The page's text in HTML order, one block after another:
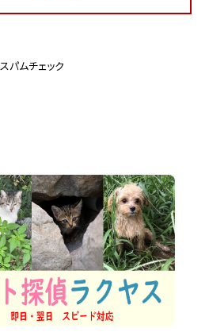
スパムチェック